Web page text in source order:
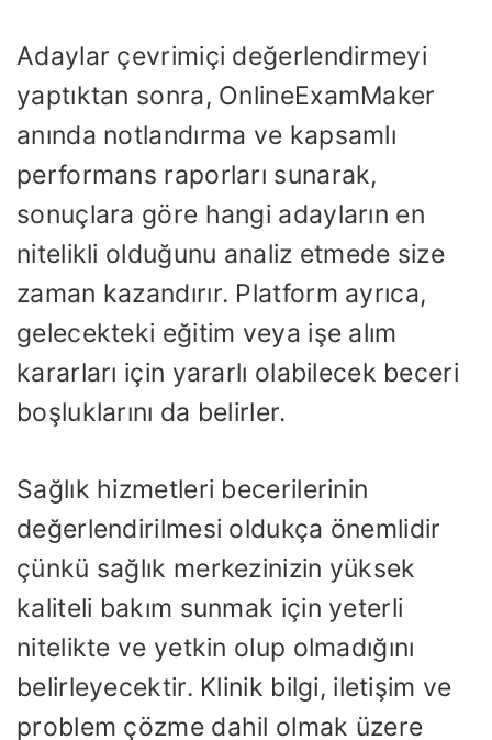
Adaylar çevrimiçi değerlendirmeyi
yaptıktan sonra, OnlineExamMaker
anında notlandırma ve kapsamlı
performans raporları sunarak,
sonuçlara göre hangi adayların en
nitelikli olduğunu analiz etmede size
zaman kazandırır. Platform ayrıca,
gelecekteki eğitim veya işe alım
kararları için yararlı olabilecek beceri
boşluklarını da belirler.
Sağlık hizmetleri becerilerinin
değerlendirilmesi oldukça önemlidir
çünkü sağlık merkezinizin yüksek
kaliteli bakım sunmak için yeterli
nitelikte ve yetkin olup olmadığını
belirleyecektir. Klinik bilgi, iletişim ve
problem çözme dahil olmak üzere